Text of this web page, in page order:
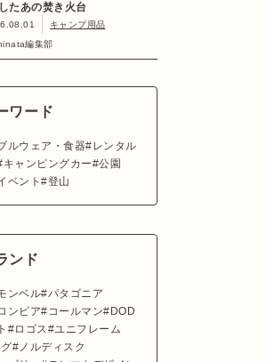
たあの焚き火台
キャンプ用品
編集部
ワード
ルウェア・食器
レンタル
キャンピングカー
公園
ベント 登山
ンド
ンベル パタゴニア
ンビア コールマン
DOD
ロゴス
ユニフレーム
ノルディスク